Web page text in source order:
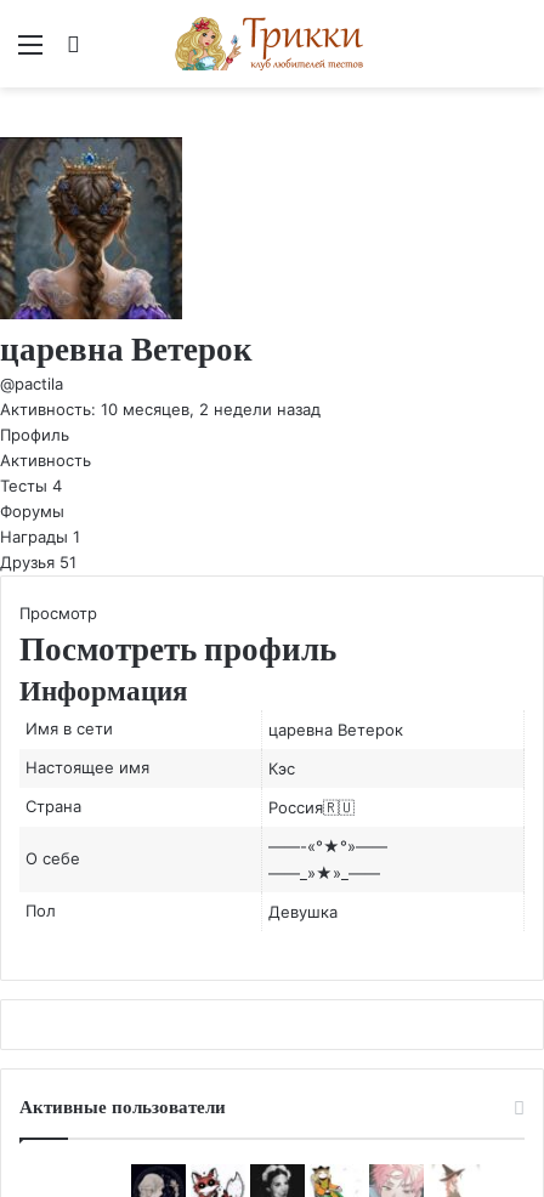
Меню
царевна Ветерок
@pactila
Активность: 10 месяцев, 2 недели назад
Профиль
Активность
Тесты 4
Форумы
Награды 1
Друзья 51
Просмотр
Посмотреть профиль
Информация
Имя в сети
царевна Ветерок
Настоящее имя
Кэс
Страна
Россия🇷🇺
О себе
——-«°★°»——
——_»★»_——
Пол
Девушка
Активные пользователи